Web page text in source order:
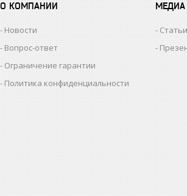
О КОМПАНИИ
Новости
Вопрос-ответ
Ограничение гарантии
Политика конфиденциальности
МЕДИА
Статьи